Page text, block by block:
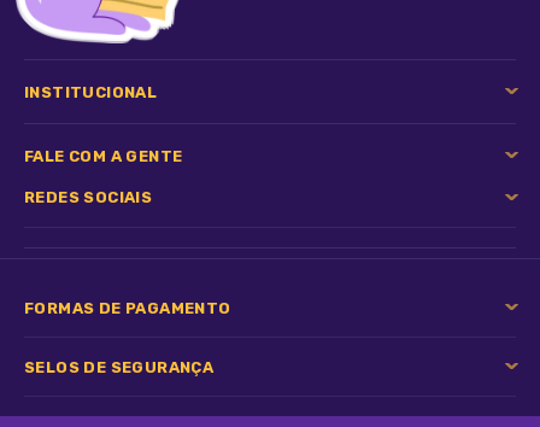
INSTITUCIONAL
FALE COM A GENTE
REDES SOCIAIS
FORMAS DE PAGAMENTO
SELOS DE SEGURANÇA